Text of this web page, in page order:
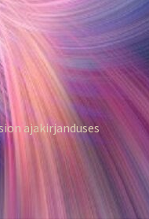
ajakirjanduses